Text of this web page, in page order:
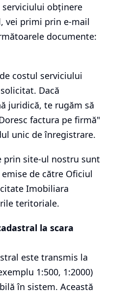
serviciului obținere
, vei primi prin e-mail
documente:
costul serviciului
Dacă
juridică, te rugăm să
factura pe firmă"
unic de înregistrare.
prin site-ul nostru sunt
de către Oficiul
Imobiliara
teritoriale.
la scara
este transmis la
1:500, 1:2000)
în sistem. Această